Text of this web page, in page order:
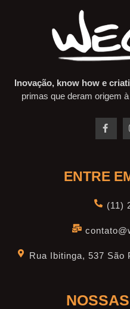
Inovação, know how e
primas que deram origem
ENTRE
(11)
Rua Ibitinga, 537 São